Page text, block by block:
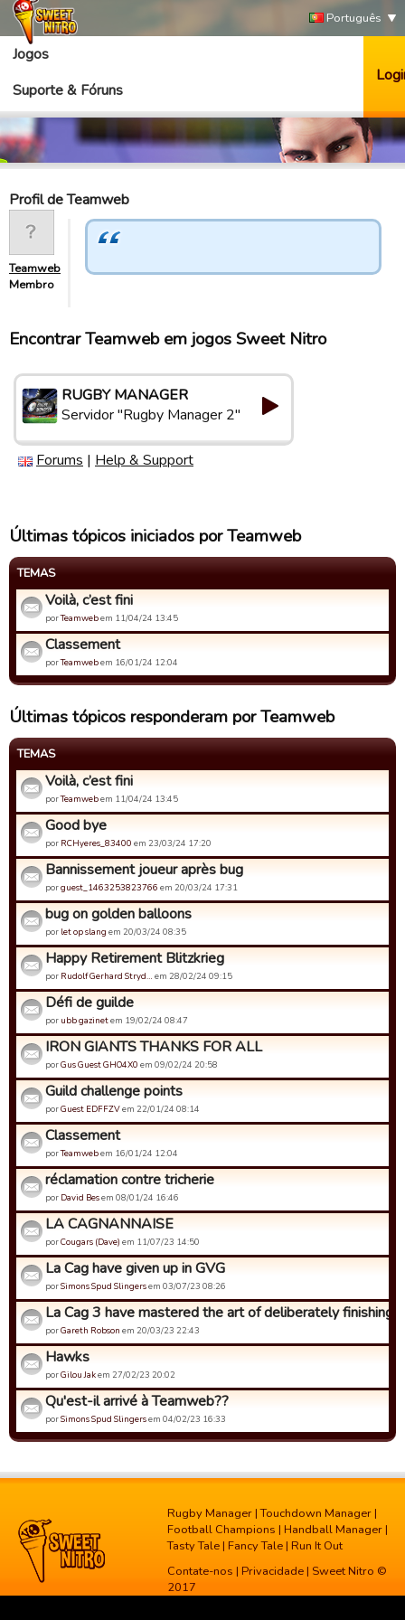
Português
Jogos
Suporte & Fóruns
Profil de Teamweb
Teamweb
Membro
Encontrar Teamweb em jogos Sweet Nitro
RUGBY MANAGER
Servidor "Rugby Manager 2"
Forums | Help & Support
Últimas tópicos iniciados por Teamweb
TEMAS
Voilà, c’est fini
porTeamwebem 11/04/24 13:45
Classement
porTeamwebem 16/01/24 12:04
Últimas tópicos responderam por Teamweb
TEMAS
Voilà, c’est fini
porTeamwebem 11/04/24 13:45
Good bye
por RCHyeres_83400 em 23/03/24 17:20
Bannissement joueur après bug
porguest_1463253823766 em 20/03/24 17:31
bug on golden balloons
por let op slang em 20/03/24 08:35
Happy Retirement Blitzkrieg
por Rudolf Gerhard Stryd… em 28/02/24 09:15
Défi de guilde
por ubb gazinetem 19/02/24 08:47
IRON GIANTS THANKS FOR ALL
porGus Guest GHO4X0 em 09/02/24 20:58
Guild challenge points
porGuest EDFFZVem 22/01/24 08:14
Classement
porTeamwebem 16/01/24 12:04
réclamation contre tricherie
por David Besem 08/01/24 16:46
LA CAGNANNAISE
porCougars (Dave) em 11/07/23 14:50
La Cag have given up in GVG
porSimons Spud Slingersem 03/07/23 08:26
La Cag 3 have mastered the art of deliberately finishing
porGareth Robson em 20/03/23 22:43
Hawks
porGilou Jakem 27/02/23 20:02
Qu'est-il arrivé à Teamweb??
porSimons Spud Slingersem 04/02/23 16:33
Rugby Manager |Touchdown Manager |
Football Champions | Handball Manager |
Tasty Tale | Fancy Tale | Run It Out
Contate-nos | Privacidade | Sweet Nitro ©
2017